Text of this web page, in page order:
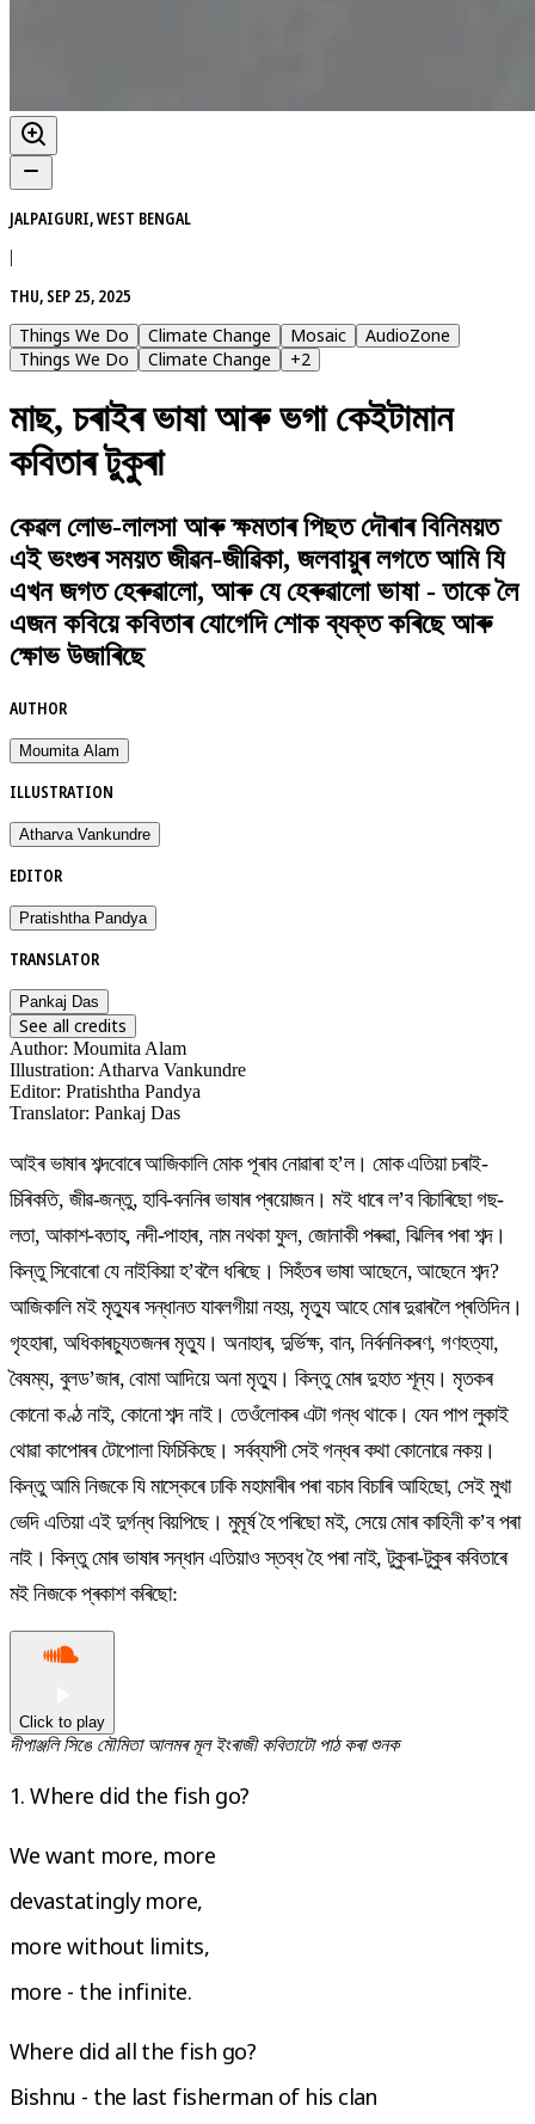
JALPAIGURI, WEST BENGAL
|
THU, SEP 25, 2025
Things We Do
Climate Change Mosaic
AudioZone
Things We Do
Climate Change +2
মাছ, চৰাইৰ ভাষা আৰু ভগা কেইটামান
কবিতাৰ টুকুৰা
কেৱল লোভ-লালসা আৰু ক্ষমতাৰ পিছত দৌৰাৰ বিনিময়ত
এই ভংগুৰ সময়ত জীৱন-জীৱিকা, জলবায়ুৰ লগতে আমি যি
এখন জগত হেৰুৱালো, আৰু যে হেৰুৱালো ভাষা - তাকে লৈ
এজন কবিয়ে কবিতাৰ যোগেদি শোক ব্যক্ত কৰিছে আৰু
ক্ষোভ উজাৰিছে
AUTHOR
Moumita Alam
ILLUSTRATION
Atharva Vankundre
EDITOR
Pratishtha Pandya
TRANSLATOR
Pankaj Das
See all credits
Author: Moumita Alam
Illustration: Atharva Vankundre
Editor: Pratishtha Pandya
Translator: Pankaj Das
আইৰ ভাষাৰ শব্দবোৰে আজিকালি মোক পূৰাব নোৱাৰা হ’ল। মোক এতিয়া চৰাই-
চিৰিকতি, জীৱ-জন্তু, হাবি-বননিৰ ভাষাৰ প্ৰয়োজন। মই ধাৰে ল’ব বিচাৰিছো গছ-
লতা, আকাশ-বতাহ, নদী-পাহাৰ, নাম নথকা ফুল, জোনাকী পৰুৱা, ঝিলিৰ পৰা শব্দ।
কিন্তু সিবোৰো যে নাইকিয়া হ’বলৈ ধৰিছে। সিহঁতৰ ভাষা আছেনে, আছেনে শব্দ?
আজিকালি মই মৃত্যুৰ সন্ধানত যাবলগীয়া নহয়, মৃত্যু আহে মোৰ দুৱাৰলৈ প্ৰতিদিন।
গৃহহাৰা, অধিকাৰচ্যুতজনৰ মৃত্যু। অনাহাৰ, দুৰ্ভিক্ষ, বান, নিৰ্বননিকৰণ, গণহত্যা,
বৈষম্য, বুলড’জাৰ, বোমা আদিয়ে অনা মৃত্যু। কিন্তু মোৰ দুহাত শূন্য। মৃতকৰ
কোনো কণ্ঠ নাই, কোনো শব্দ নাই। তেওঁলোকৰ এটা গন্ধ থাকে। যেন পাপ লুকাই
থোৱা কাপোৰৰ টোপোলা ফিচিকিছে। সৰ্বব্যাপী সেই গন্ধৰ কথা কোনোৱে নকয়।
কিন্তু আমি নিজকে যি মাস্কেৰে ঢাকি মহামাৰীৰ পৰা বচাব বিচাৰি আহিছো, সেই মুখা
ভেদি এতিয়া এই দুৰ্গন্ধ বিয়পিছে। মুমূৰ্ষ হৈ পৰিছো মই, সেয়ে মোৰ কাহিনী ক’ব পৰা
নাই। কিন্তু মোৰ ভাষাৰ সন্ধান এতিয়াও স্তব্ধ হৈ পৰা নাই, টুকুৰা-টুকুৰ কবিতাৰে
মই নিজকে প্ৰকাশ কৰিছো:
Click to play
দীপাঞ্জলি সিঙে মৌমিতা আলমৰ মূল ইংৰাজী কবিতাটো পাঠ কৰা শুনক
1. Where did the fish go?
We want more, more
devastatingly more,
more without limits,
more - the infinite.
Where did all the fish go?
Bishnu - the last fisherman of his clan